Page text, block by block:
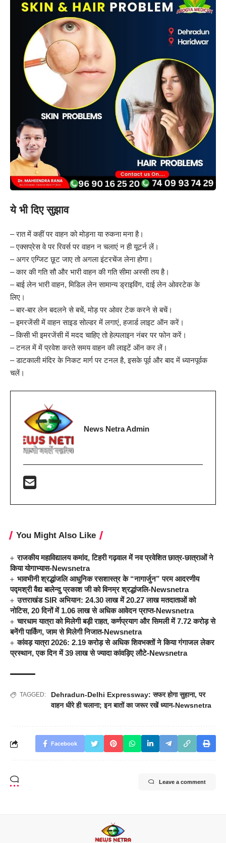
ये भी दिए सुझाव
– रात में कहीं पर वाहन को मोड़ना या रुकना मना है।
– एक्सप्रेस वे पर रिवर्स पर वाहन न चलाएं न ही यूटर्न लें।
– अगर एग्जिट छूट जाए तो अगला इंटरचेंज लेना होगा।
– कार की गति सौ और भारी वाहन की गति सीमा अस्सी तय है।
– बाई लेन भारी वाहन, मिडिल लेन सामान्य ड्राइविंग, दाई लेन ओवरटेक के
लिए।
– बार-बार लेन बदलने से बचें, मोड़ पर ओवर टेक करने से बचें।
– इमरजेंसी में वाहन साइड सोल्डर में लगाएं, हजार्ड लाइट ऑन करें।
– किसी भी इमरजेंसी में मदद चाहिए तो हेल्पलाइन नंबर पर फोन करें।
– टनल में में प्रवेश करते समय वाहन की लाइटें ऑन कर लें।
– डाटकाली मंदिर के निकट मार्ग पर टनल है, इसके पूर्व और बाद में ध्यानपूर्वक
चलें।
News Netra Admin
You Might Also Like
राजकीय महाविद्यालय कमांद, टिहरी गढ़वाल में नव प्रवेशित छात्र-छात्राओं ने
किया योगाभ्यास-Newsnetra
भावभीनी श्रद्धांजलि आधुनिक रसशास्त्र के “नागार्जुन” परम आदरणीय
पद्मश्री वैद्य बालेन्दु प्रकाश जी को विनम्र श्रद्धांजलि-Newsnetra
उत्तराखंड SIR अभियान: 24.30 लाख में 20.27 लाख मतदाताओं को
नोटिस, 20 दिनों में 1.06 लाख से अधिक आवेदन प्राप्त-Newsnetra
चारधाम यात्रा को मिलेगी बड़ी राहत, कर्णप्रयाग और सिमली में 7.72 करोड़ से
बनेंगी पार्किंग, जाम से मिलेगी निजात-Newsnetra
कांवड़ यात्रा 2026: 2.19 करोड़ से अधिक शिवभक्तों ने किया गंगाजल लेकर
प्रस्थान, एक दिन में 39 लाख से ज्यादा कांवड़िए लौटे-Newsnetra
TAGGED: Dehradun-Delhi Expressway: सफर होगा सुहाना,पर
वाहन धीरे ही चलाना; इन बातों का जरूर रखें ध्यान-Newsnetra
Facebook
Leave a comment